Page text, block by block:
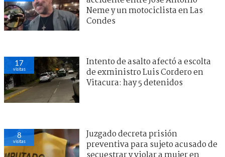
Neme y un motociclista en Las
Condes
17
visitas
Intento de asalto afectó a escolta
de exministro Luis Cordero en
Vitacura: hay 5 detenidos
8
visitas
Juzgado decreta prisión
preventiva para sujeto acusado de